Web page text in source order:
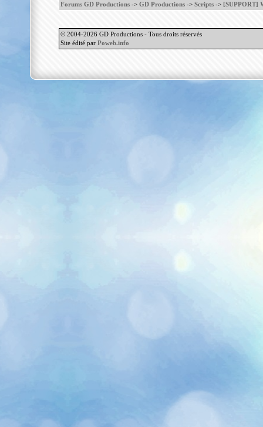
Forums GD Productions -> GD Productions -> Scripts -> [SUPPORT]
© 2004-2026 GD Productions - Tous droits réservés
Site édité par Poweb.info